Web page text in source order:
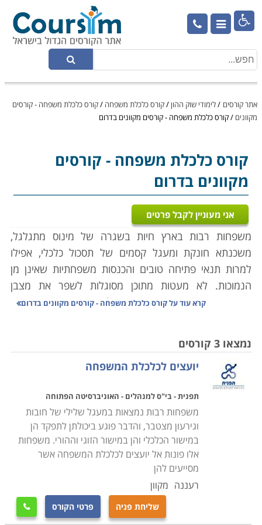

אתר קורסים /לימודי שוק ההון/קורס כלכלת משפחה /קורס כלכלת משפחה - קורסים
מקוונים /קורס כלכלת משפחה - קורסים מקוונים בדרום
קורס כלכלת משפחה - קורסים
מקוונים בדרום
אני מעוניין לקבל פרטים
משפחות רבות בארץ חיות בשגרה של מינוס מתגלגל,
משכנתא חונקת ומעגל קסמים של תסכול כלכלי, אפילו
למרות תנאי פתיחה טובים והכנסות משפחתיות שאינן מן
הנמוכות. לא מעטות מתוכן מסוגלות לשפר את מצבן
הפיננסי באמצעות הטמעת התנהלות נכונה ואחראית יותר,
המחאה החברתית של 2011 הציפה את בעיית המאבק
הכלכלי הקיומי בארץ אצל שכבות רבות בציבור, ובמיוחד אצל
מעמד הביניים. המודעות ליוקר המחיה אמנם נותרה מאז
בעינה, אבל הפתרונות המעשיים לכך אינם פשוטים,
והקשיים לא רק שלא קטנו, אלא דווקא ההפך; בעוד
שהמשכורות במשק אינן גדלות, ההוצאות מאמירות ותופחות.
שירותים בסיסיים שפעם היו חינמיים ומובנים מאליהם, כמו
חינוך ובריאות, מצריכים עתה השלמת מימון מצד האזרח כדי
לזכות בהם בכלל, או להבטיח איכות מינימלית שלהם.
קרא עוד עלקורס כלכלת משפחה - קורסים מקוונים בדרום
נמצאו 3 קורסים
יועצים לכלכלת המשפחה
תפנית - בי"ס למנהלים - האוניברסיטה הפתוחה
משפחות רבות נמצאות במעגל שלילי של חובות
וגירעון מצטבר, והדבר פוגע ביכולתן לתפקד הן
במישור הכלכלי והן במישור הזוגי וההורי. משפחות
אלו פונות אל יועצים לכלכלת המשפחה אשר
מסייעים להן
רעננה מקוון
שליחת פניה פרטי הקורס 